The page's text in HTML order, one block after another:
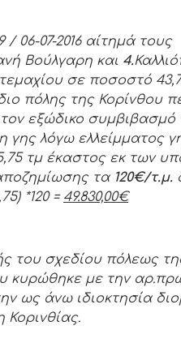
06-07-2016 αίτημά τους
Βούλγαρη και 4.
σε ποσοστό
πόλης της Κορίνθου
εξώδικο συμβιβασμό
λόγω ελλείμματος
τμ έκαστος εκ των
τα 120€/τ.μ.
*120 = 49.830,00€
του σχεδίου πόλεως
κυρώθηκε με την
ως άνω ιδιοκτησία